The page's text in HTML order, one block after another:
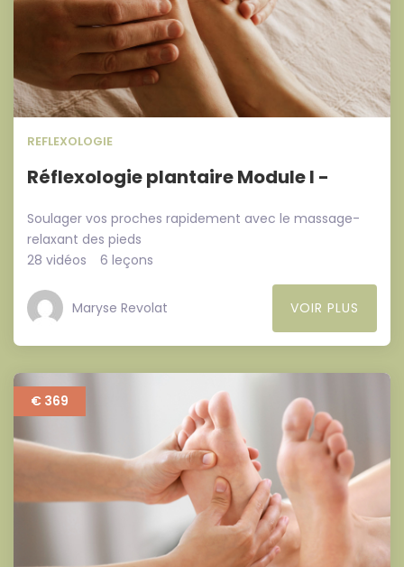
REFLEXOLOGIE
Réflexologie plantaire Module I -
Soulager vos proches rapidement avec le massage-
relaxant des pieds
28 vidéos
6 leçons
Maryse Revolat VOIR PLUS
€ 369